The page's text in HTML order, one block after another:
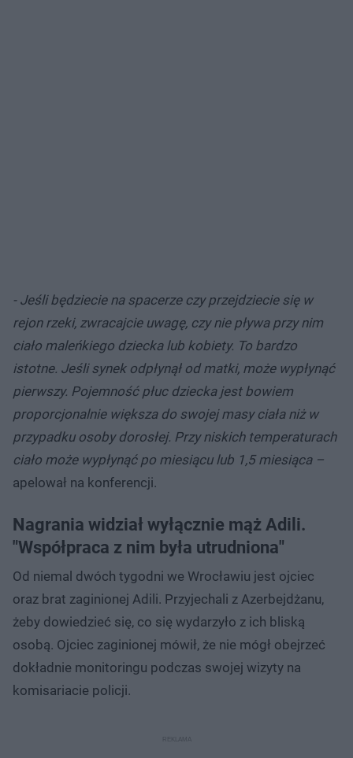
- Jeśli będziecie na spacerze czy przejdziecie się w
rejon rzeki, zwracajcie uwagę, czy nie pływa przy nim
ciało maleńkiego dziecka lub kobiety. To bardzo
istotne. Jeśli synek odpłynął od matki, może wypłynąć
pierwszy. Pojemność płuc dziecka jest bowiem
proporcjonalnie większa do swojej masy ciała niż w
przypadku osoby dorosłej. Przy niskich temperaturach
ciało może wypłynąć po miesiącu lub 1,5 miesiąca –
apelował na konferencji.
Nagrania widział wyłącznie mąż Adili.
"Współpraca z nim była utrudniona"
Od niemal dwóch tygodni we Wrocławiu jest ojciec
oraz brat zaginionej Adili. Przyjechali z Azerbejdżanu,
żeby dowiedzieć się, co się wydarzyło z ich bliską
osobą. Ojciec zaginionej mówił, że nie mógł obejrzeć
dokładnie monitoringu podczas swojej wizyty na
komisariacie policji.